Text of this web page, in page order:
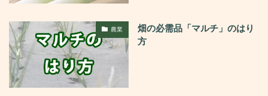
農業
畑の必需品「マルチ」のはり
方